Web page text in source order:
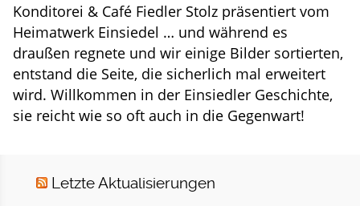
Konditorei & Café Fiedler Stolz präsentiert vom
Heimatwerk Einsiedel … und während es
draußen regnete und wir einige Bilder sortierten,
entstand die Seite, die sicherlich mal erweitert
wird. Willkommen in der Einsiedler Geschichte,
sie reicht wie so oft auch in die Gegenwart!
Letzte Aktualisierungen